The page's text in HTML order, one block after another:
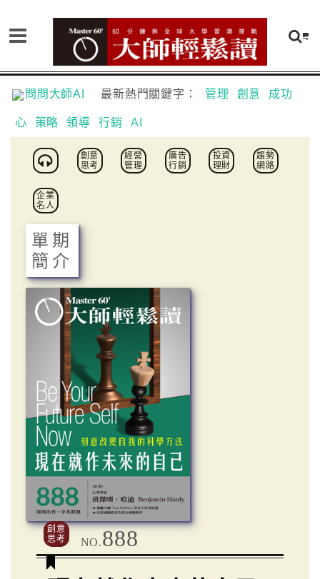
問問大師AI 最新熱門關鍵字： 管理 創意 成功
心 策略 領導 行銷 AI
創意
思考
經營
管理
廣告
行銷
投資
理財
趨勢
網路
企業
名人
單期
簡介
創意
思考
NO.888